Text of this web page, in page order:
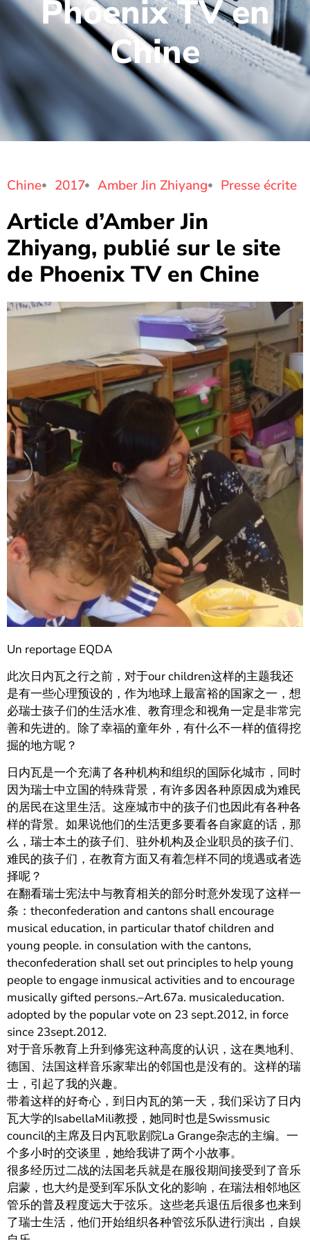
Phoenix TV en
Chine
Chine 2017 Amber Jin Zhiyang Presse écrite
Article d’Amber Jin
Zhiyang, publié sur le site
de Phoenix TV en Chine
Un reportage EQDA
此次日内瓦之行之前，对于our children这样的主题我还
是有一些心理预设的，作为地球上最富裕的国家之一，想
必瑞士孩子们的生活水准、教育理念和视角一定是非常完
善和先进的。除了幸福的童年外，有什么不一样的值得挖
掘的地方呢？
日内瓦是一个充满了各种机构和组织的国际化城市，同时
因为瑞士中立国的特殊背景，有许多因各种原因成为难民
的居民在这里生活。这座城市中的孩子们也因此有各种各
样的背景。如果说他们的生活更多要看各自家庭的话，那
么，瑞士本土的孩子们、驻外机构及企业职员的孩子们、
难民的孩子们，在教育方面又有着怎样不同的境遇或者选
择呢？
在翻看瑞士宪法中与教育相关的部分时意外发现了这样一
条：theconfederation and cantons shall encourage
musical education, in particular thatof children and
young people. in consulation with the cantons,
theconfederation shall set out principles to help young
people to engage inmusical activities and to encourage
musically gifted persons.–Art.67a. musicaleducation.
adopted by the popular vote on 23 sept.2012, in force
since 23sept.2012.
对于音乐教育上升到修宪这种高度的认识，这在奥地利、
德国、法国这样音乐家辈出的邻国也是没有的。这样的瑞
士，引起了我的兴趣。
带着这样的好奇心，到日内瓦的第一天，我们采访了日内
瓦大学的IsabellaMili教授，她同时也是Swissmusic
council的主席及日内瓦歌剧院La Grange杂志的主编。一
个多小时的交谈里，她给我讲了两个小故事。
很多经历过二战的法国老兵就是在服役期间接受到了音乐
启蒙，也大约是受到军乐队文化的影响，在瑞法相邻地区
管乐的普及程度远大于弦乐。这些老兵退伍后很多也来到
了瑞士生活，他们开始组织各种管弦乐队进行演出，自娱